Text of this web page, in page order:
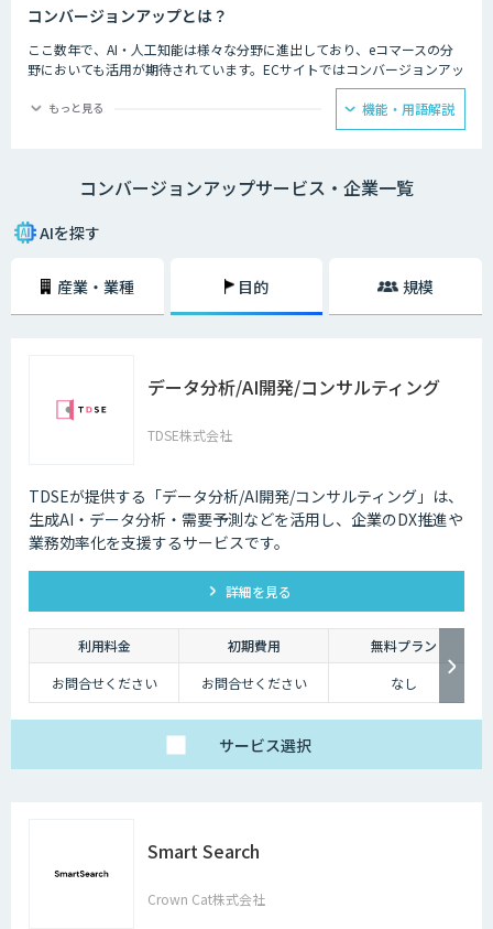
コンバージョンアップとは？
ここ数年で、AI・人工知能は様々な分野に進出しており、eコマースの分
野においても活用が期待されています。ECサイトではコンバージョンアッ
プのために、新しい顧客とのコミュニケーションや多様化するニーズへの
対応に、AI・人工知能の技術が活用されています。
「既にクーポンの自動表示を行っているが逆効果だという声もある」
このようなお悩みの声が数多く寄せられています。
お客様の行動履歴から1人ひとりのニーズを分析し、興味のある商品を最
もっと見る 機能・用語解説
コンバージョンアップサービス・企業一覧
AIを探す
産業・業種 目的 規模
データ分析/AI開発/コンサルティング
TDSE株式会社
TDSEが提供する「データ分析/AI開発/コンサルティング」は、
生成AI・データ分析・需要予測などを活用し、企業のDX推進や
業務効率化を支援するサービスです。
詳細を見る
利用料金 初期費用
無料プラン
お問合せください
お問合せください なし
サービス選択
Smart Search
Crown Cat株式会社